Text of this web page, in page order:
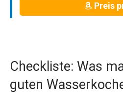
Preis
Checkliste: Was
guten